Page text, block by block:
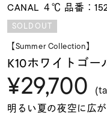
石の色
ファッションテイス
ト
着用シーン
CANAL ４℃ 品番：
SOLDOUT
【Summer Collection】
K10ホワイトゴー
¥29,700
明るい夏の夜空に広